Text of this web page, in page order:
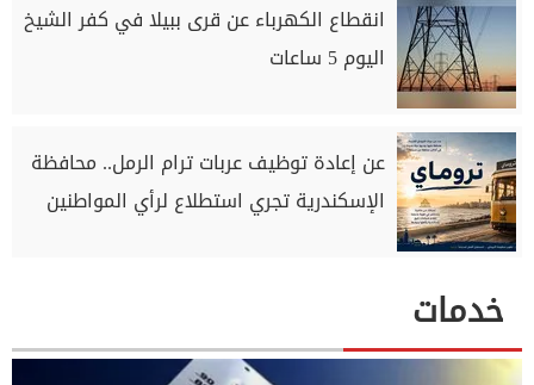
انقطاع الكهرباء عن قرى ببيلا في كفر الشيخ
اليوم 5 ساعات
عن إعادة توظيف عربات ترام الرمل.. محافظة
الإسكندرية تجري استطلاع لرأي المواطنين
خدمات